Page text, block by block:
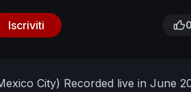
Iscriviti 0
City) Recorded live in June